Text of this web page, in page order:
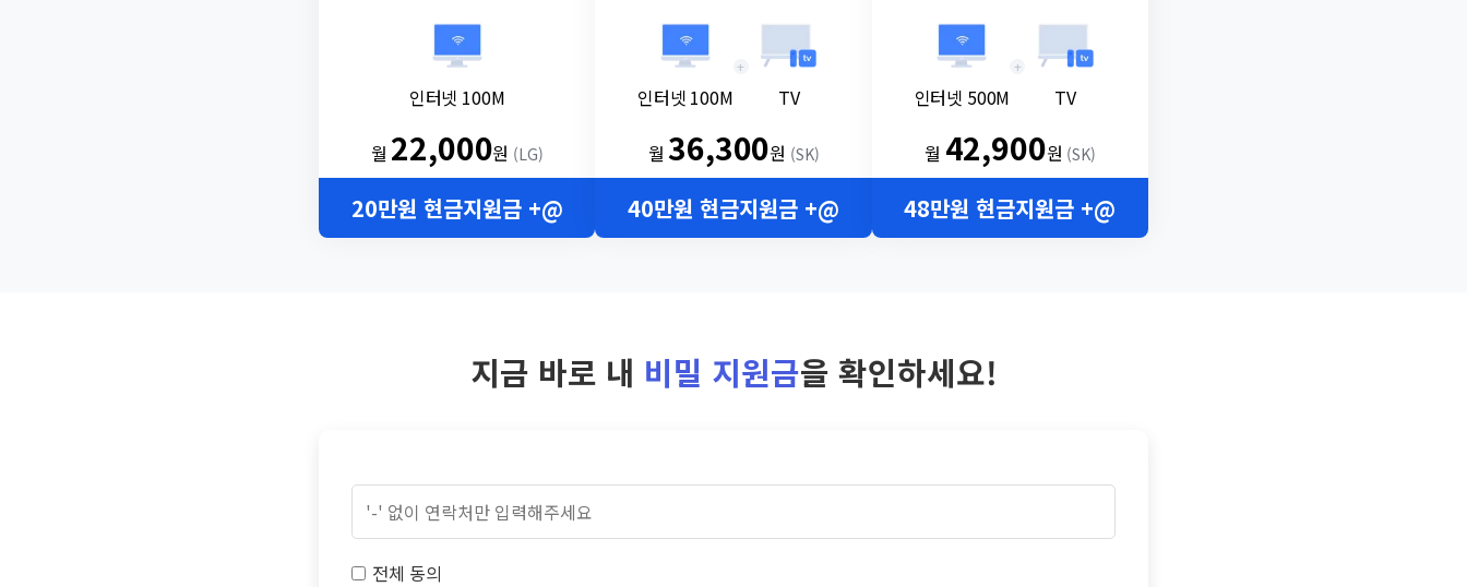
인터넷 100M
월 22,000원 (LG)
20만원 현금지원금 +@
인터넷 100M
+
TV
월36,300원 (SK)
40만원 현금지원금 +@
인터넷 500M
+
TV
월 42,900원 (SK)
48만원 현금지원금 +@
지금 바로 내 비밀 지원금을 확인하세요!
전체 동의